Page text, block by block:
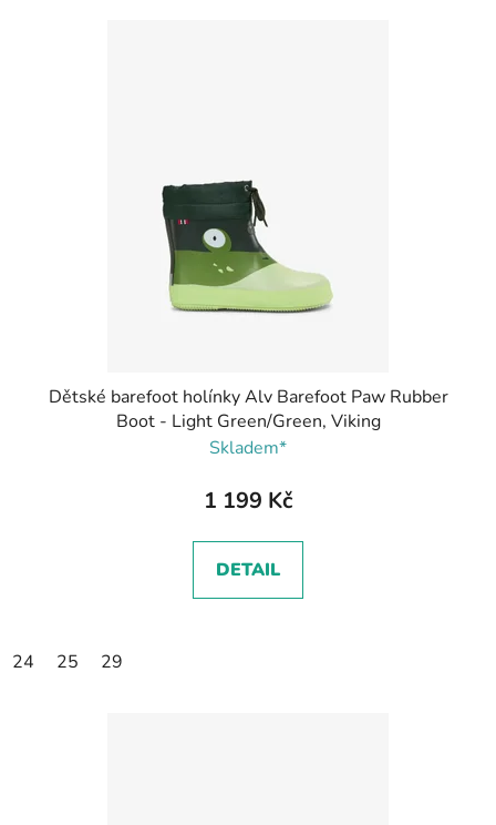
Dětské barefoot holínky Alv Barefoot Paw Rubber
Boot - Light Green/Green, Viking
Skladem*
1 199 Kč
DETAIL
24 25 29